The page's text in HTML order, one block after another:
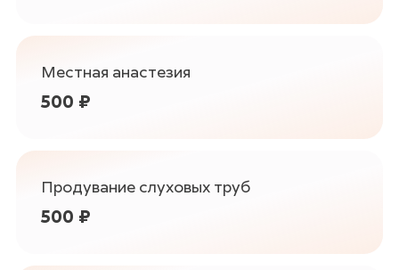
Местная анастезия
500 ₽
Продувание слуховых труб
500 ₽